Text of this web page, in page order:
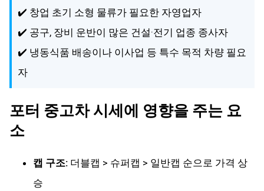
✔️ 창업 초기 소형 물류가 필요한 자영업자
✔️ 공구, 장비 운반이 많은 건설·전기 업종 종사자
✔️ 냉동식품 배송이나 이사업 등 특수 목적 차량 필요
자
포터 중고차 시세에 영향을 주는 요
소
캡 구조: 더블캡 > 슈퍼캡 > 일반캡 순으로 가격 상
승